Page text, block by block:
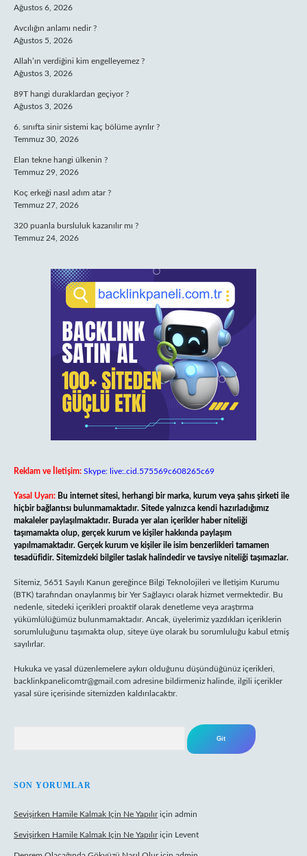
Ağustos 6, 2026
Avcılığın anlamı nedir ?
Ağustos 5, 2026
Allah’ın verdiğini kim engelleyemez ?
Ağustos 3, 2026
89T hangi duraklardan geçiyor ?
Ağustos 3, 2026
6. sınıfta sinir sistemi kaç bölüme ayrılır ?
Temmuz 30, 2026
Elan tekne hangi ülkenin ?
Temmuz 29, 2026
Koç erkeği nasıl adım atar ?
Temmuz 27, 2026
320 puanla bursluluk kazanılır mı ?
Temmuz 24, 2026
Reklam ve İletişim: Skype: live:.cid.575569c608265c69
Yasal Uyarı: Bu internet sitesi, herhangi bir marka, kurum veya şahıs şirketi ile
hiçbir bağlantısı bulunmamaktadır. Sitede yalnızca kendi hazırladığımız
makaleler paylaşılmaktadır. Burada yer alan içerikler haber niteliği
taşımamakta olup, gerçek kurum ve kişiler hakkında paylaşım
yapılmamaktadır. Gerçek kurum ve kişiler ile isim benzerlikleri tamamen
tesadüfidir. Sitemizdeki bilgiler taslak halindedir ve tavsiye niteliği taşımazlar.
Sitemiz, 5651 Sayılı Kanun gereğince Bilgi Teknolojileri ve İletişim Kurumu
(BTK) tarafından onaylanmış bir Yer Sağlayıcı olarak hizmet vermektedir. Bu
nedenle, sitedeki içerikleri proaktif olarak denetleme veya araştırma
yükümlülüğümüz bulunmamaktadır. Ancak, üyelerimiz yazdıkları içeriklerin
sorumluluğunu taşımakta olup, siteye üye olarak bu sorumluluğu kabul etmiş
sayılırlar.
Hukuka ve yasal düzenlemelere aykırı olduğunu düşündüğünüz içerikleri,
backlinkpanelicomtr@gmail.com adresine bildirmeniz halinde, ilgili içerikler
yasal süre içerisinde sitemizden kaldırılacaktır.
SON YORUMLAR
Sevişirken Hamile Kalmak Için Ne Yapılıriçin admin
Sevişirken Hamile Kalmak Için Ne Yapılıriçin Levent